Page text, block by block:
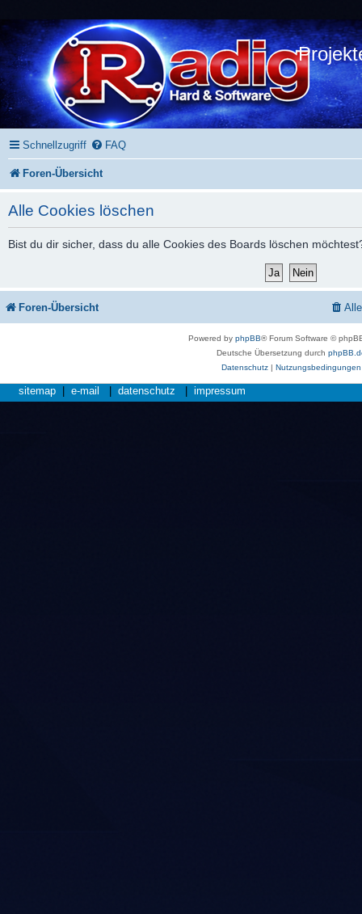
Schnellzugriff FAQ
Foren-Übersicht
Alle Cookies löschen
Bist du dir sicher, dass du alle Cookies des Boards löschen
Foren-Übersicht
Powered byphpBB® Forum Software ©
Deutsche Übersetzung durch
Datenschutz| Nutzungsbedingungen
sitemap e-mail datenschutz impressum